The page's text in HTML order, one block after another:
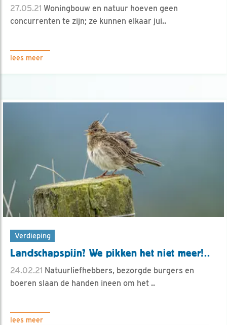
27.05.21 Woningbouw en natuur hoeven geen
concurrenten te zijn; ze kunnen elkaar jui..
lees meer
Verdieping
Landschapspijn? We pikken het niet meer!..
24.02.21 Natuurliefhebbers, bezorgde burgers en
boeren slaan de handen ineen om het ..
lees meer